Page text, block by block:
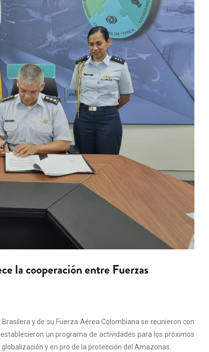
la cooperación entre Fuerzas
Brasilera y de su Fuerza Aérea Colombiana se reunieron con
un programa de actividades para los próximos
y en pro de la protección del Amazonas